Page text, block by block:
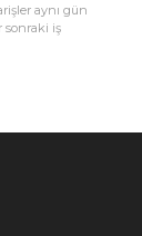
aynı gün
sonraki iş